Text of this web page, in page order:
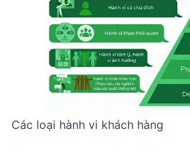
Các loại hành vi khách hàng